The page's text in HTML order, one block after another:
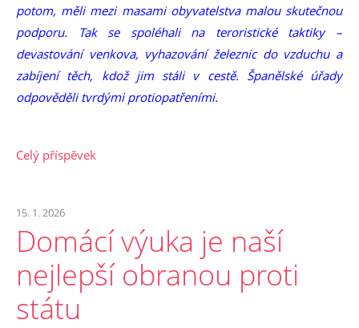
potom, měli mezi masami obyvatelstva malou skutečnou
podporu. Tak se spoléhali na teroristické taktiky –
devastování venkova, vyhazování železnic do vzduchu a
zabíjení těch, kdož jim stáli v cestě. Španělské úřady
odpověděli tvrdými protiopatřeními.
Celý příspěvek
15. 1. 2026
Domácí výuka je naší
nejlepší obranou proti
státu